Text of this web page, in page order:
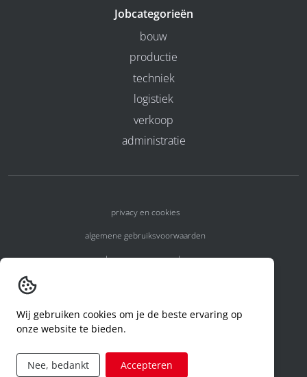
Jobcategorieën
bouw
productie
techniek
logistiek
verkoop
administratie
privacy en cookies
algemene gebruiksvoorwaarden
algemene voorwaarden
code of conduct
aanvraag rechten ivm privacy
Wij gebruiken cookies om je de beste ervaring op
onze website te bieden.
Nee, bedankt Accepteren